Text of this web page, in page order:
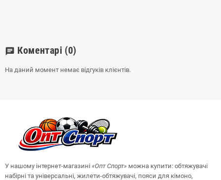
chat Коментарі (0)
На даний момент немає відгуків клієнтів.
У нашому інтернет-магазині «ОптСпорт» можна купити: обтяжувачі
набірні та універсальні, жилети-обтяжувачі, пояси для кімоно,